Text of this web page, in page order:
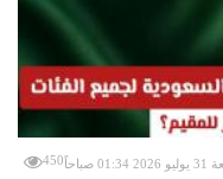
صباحاً 450